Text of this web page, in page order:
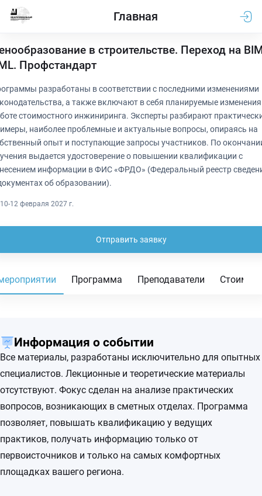
Главная
в строительстве. Переход на
Профстандарт
разработаны в соответствии с последними изменениями
а также включают в себя планируемые
стоимостного инжиниринга. Эксперты разбирают
наиболее проблемные и актуальные вопросы, опираясь на
опыт и поступающие запросы участников. По
выдается удостоверение о повышении квалификации с
информации в ФИС «ФРДО» (Федеральный реестр
об образовании).
10-12 февраля 2027 г.
Отправить заявку
Программа Преподаватели
Информация о событии
Все материалы, разработаны исключительно для опытных
специалистов. Лекционные и теоретические материалы
отсутствуют. Фокус сделан на анализе практических
вопросов, возникающих в сметных отделах. Программа
позволяет, повышать квалификацию у ведущих
практиков, получать информацию только от
первоисточников и только на самых комфортных
площадках вашего региона.